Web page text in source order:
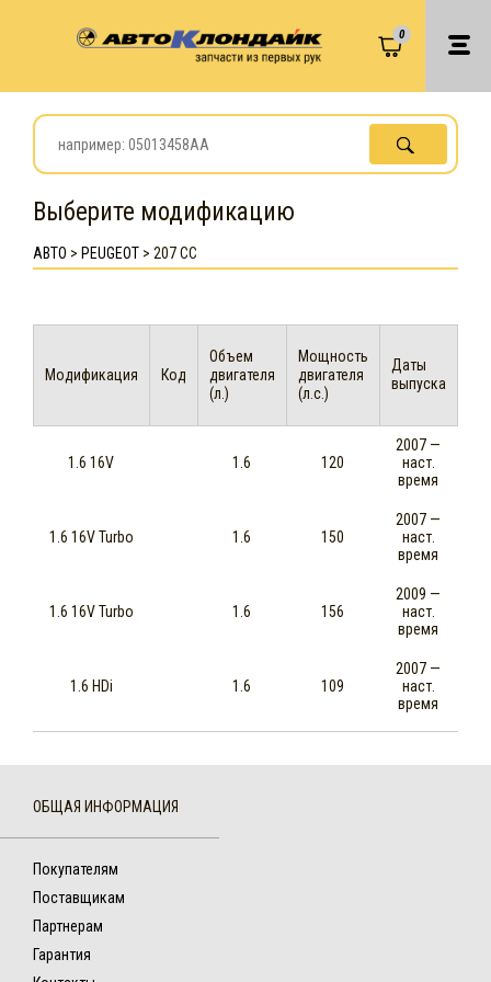
0
Выберите модификацию
АВТО > PEUGEOT > 207 CC
Модификация Код
Объем
двигателя
(л.)
Мощность
двигателя
(л.с.)
Даты
выпуска
1.6 16V 1.6 120
2007 —
наст.
время
1.6 16V Turbo 1.6 150
2007 —
наст.
время
1.6 16V Turbo 1.6 156
2009 —
наст.
время
1.6 HDi 1.6 109
2007 —
наст.
время
ОБЩАЯ ИНФОРМАЦИЯ
Покупателям
Поставщикам
Партнерам
Гарантия